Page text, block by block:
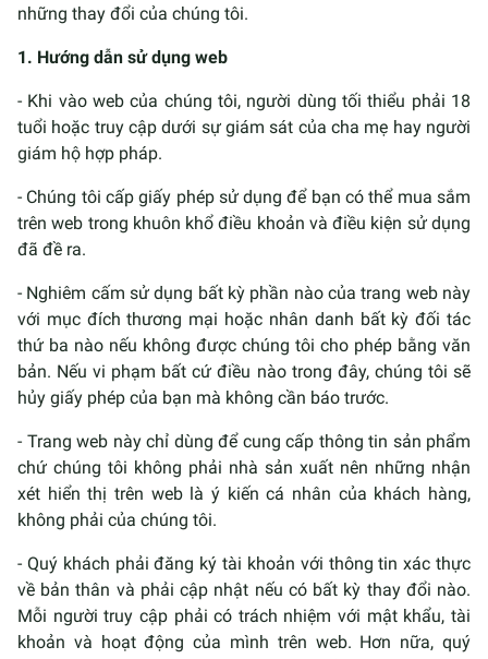
những thay đổi của chúng tôi.
1. Hướng dẫn sử dụng web
- Khi vào web của chúng tôi, người dùng tối thiểu phải 18
tuổi hoặc truy cập dưới sự giám sát của cha mẹ hay người
giám hộ hợp pháp.
- Chúng tôi cấp giấy phép sử dụng để bạn có thể mua sắm
trên web trong khuôn khổ điều khoản và điều kiện sử dụng
đã đề ra.
- Nghiêm cấm sử dụng bất kỳ phần nào của trang web này
với mục đích thương mại hoặc nhân danh bất kỳ đối tác
thứ ba nào nếu không được chúng tôi cho phép bằng văn
bản. Nếu vi phạm bất cứ điều nào trong đây, chúng tôi sẽ
hủy giấy phép của bạn mà không cần báo trước.
- Trang web này chỉ dùng để cung cấp thông tin sản phẩm
chứ chúng tôi không phải nhà sản xuất nên những nhận
xét hiển thị trên web là ý kiến cá nhân của khách hàng,
không phải của chúng tôi.
- Quý khách phải đăng ký tài khoản với thông tin xác thực
về bản thân và phải cập nhật nếu có bất kỳ thay đổi nào.
Mỗi người truy cập phải có trách nhiệm với mật khẩu, tài
khoản và hoạt động của mình trên web. Hơn nữa, quý